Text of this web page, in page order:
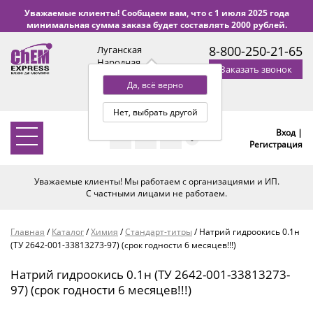
Уважаемые клиенты! Сообщаем вам, что с 1 июля 2025 года
минимальная сумма заказа будет составлять 2000 рублей.
Луганская
Народная
Республика
Да, всё верно
Нет, выбрать другой
с 9:00 до 18:00 по Уфе
(+2 МСК)
8-800-250-21-65
Заказать звонок
0
Вход |
Регистрация
Уважаемые клиенты! Мы работаем с организациями и ИП.
С частными лицами не работаем.
Главная /Каталог/Химия /Стандарт-титры/Натрий гидроокись 0.1н
(ТУ 2642-001-33813273-97) (срок годности 6 месяцев!!!)
Натрий гидроокись 0.1н (ТУ 2642-001-33813273-
97) (срок годности 6 месяцев!!!)